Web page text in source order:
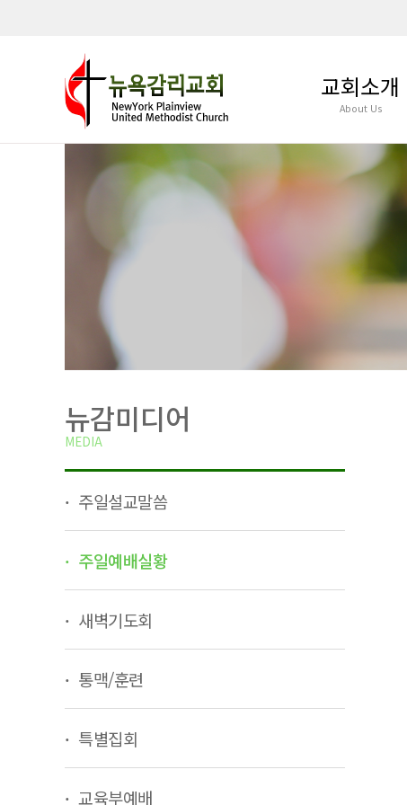
교회소개
About Us
담임목사 비전과 철학
뉴감의 발자취
예배 및 모임안내
뉴감미디어
MEDIA
주일설교말씀
주일예배실황
새벽기도회
통맥/훈련
특별집회
교육부예배